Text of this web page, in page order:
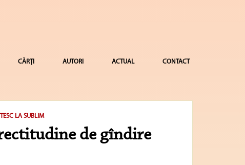
CĂRȚI AUTORI ACTUAL CONTACT
LA SUBLIM
de gîndire